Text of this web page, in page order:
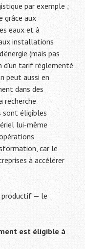
par exemple ;
grâce aux
eaux et à
installations
(mais pas
d’un tarif réglementé
peut aussi en
dans des
sont éligibles
lui-même
car le
à accélérer
productif — le
est éligible à